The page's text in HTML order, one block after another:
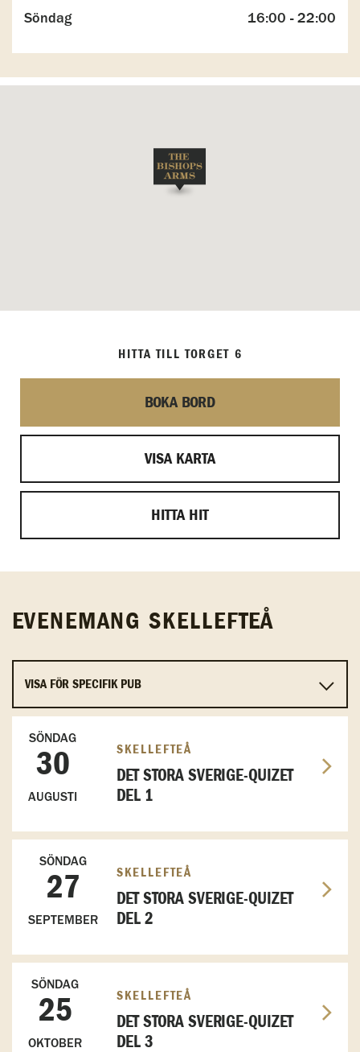
Söndag
16:00 - 22:00
HITTA TILL TORGET 6
BOKA BORD
VISA KARTA
HITTA HIT
EVENEMANG SKELLEFTEÅ
SÖNDAG
30
AUGUSTI
SKELLEFTEÅ
DET STORA SVERIGE-QUIZET
DEL 1
SÖNDAG
27
SEPTEMBER
SKELLEFTEÅ
DET STORA SVERIGE-QUIZET
DEL 2
SÖNDAG
25
OKTOBER
SKELLEFTEÅ
DET STORA SVERIGE-QUIZET
DEL 3